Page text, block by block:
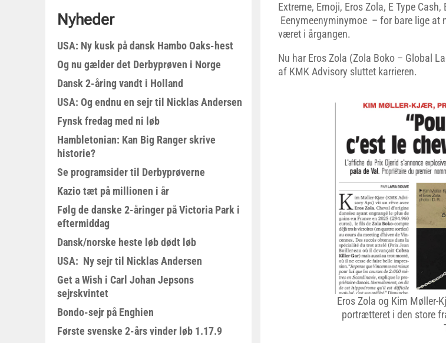
Nyheder
USA: Ny kusk på dansk Hambo Oaks-hest
Og nu gælder det Derbyprøven i Norge
Dansk 2-åring vandt i Holland
USA: Og endnu en sejr til Nicklas Andersen
Fynsk fredag med ni løb
Hambletonian: Kan Big Ranger skrive
historie?
Se programsider til Derbyprøverne
Kazio tæt på millionen i år
Følg de danske 2-åringer på Victoria Park i
eftermiddag
Dansk/norske heste løb dødt løb
USA: Ny sejr til Nicklas Andersen
Get a Wish i Carl Johan Jepsons
sejrskvintet
Bondo-sejr på Enghien
Første svenske 2-års vinder løb 1.17.9
Extreme, Emoji, Eros Zola, E Type Cash,
Eenymeenyminymoe – for bare lige at
været i årgangen.
Nu har Eros Zola (Zola Boko – Global
af KMK Advisory sluttet karrieren.
Eros Zola og Kim Møller-
portrætteret i den store